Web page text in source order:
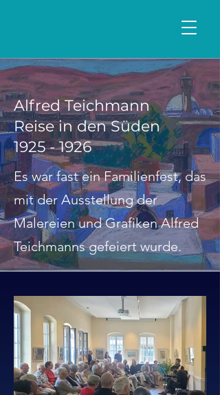
Alfred Teichmann
Reise in den Süden
1925 - 1926
Es war fast ein Familienfest, das
mit der Ausstellung der
Malereien und Grafiken Alfred
Teichmanns gefeiert wurde.